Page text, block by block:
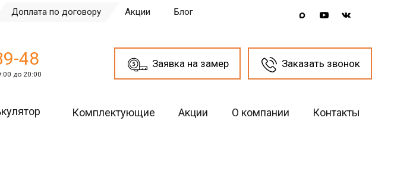
Доплата по договору Акции Блог
48
до 20:00
Заявка на замер Заказать звонок
Комплектующие Акции О компании Контакты